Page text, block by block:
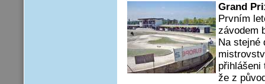
Grand
Prvním
závodem
Na stejné
že z